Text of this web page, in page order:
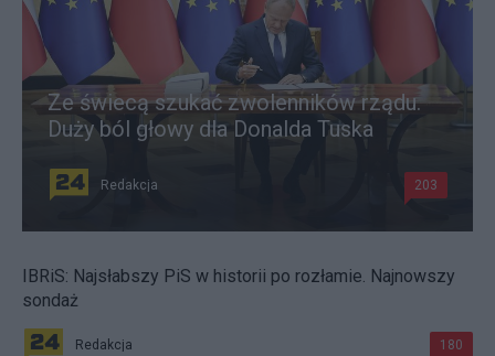
Ze świecą szukać zwolenników rządu.
Duży ból głowy dla Donalda Tuska
Redakcja 203
IBRiS: Najsłabszy PiS w historii po rozłamie. Najnowszy
sondaż
Redakcja 180